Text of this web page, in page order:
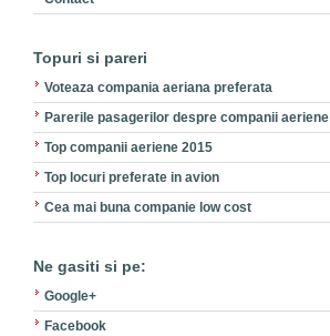
Topuri si pareri
Voteaza compania aeriana preferata
Parerile pasagerilor despre companii aeriene
Top companii aeriene 2015
Top locuri preferate in avion
Cea mai buna companie low cost
Ne gasiti si pe:
Google+
Facebook